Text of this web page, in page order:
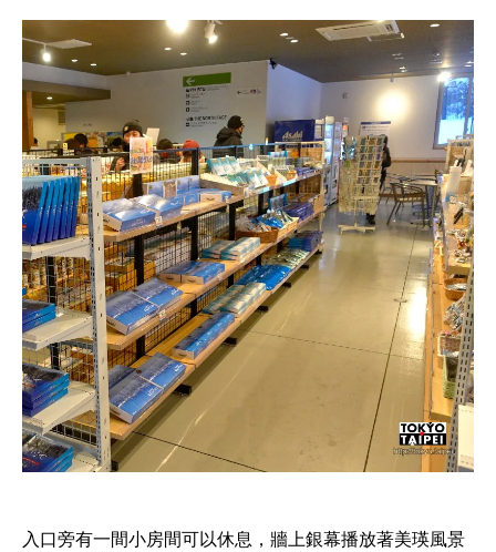
入口旁有一間小房間可以休息，牆上銀幕播放著美瑛風景